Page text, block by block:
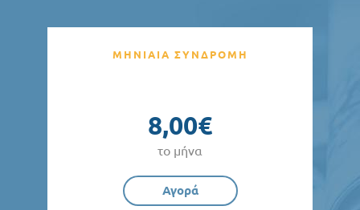
ΜΗΝΙΑΙΑ ΣΥΝΔΡΟΜΗ
8,00€
το μήνα
Αγορά